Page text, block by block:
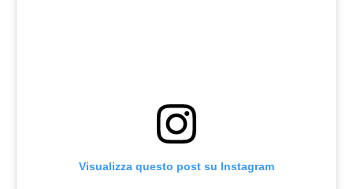
Visualizza questo post su Instagram